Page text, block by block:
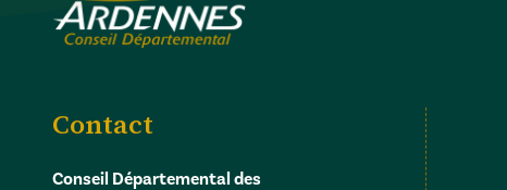
Contact
Conseil Départemental des